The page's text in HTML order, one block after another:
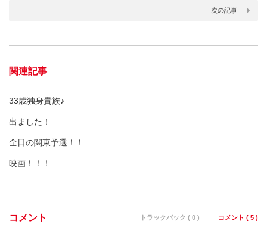
次の記事
関連記事
33歳独身貴族♪
出ました！
全日の関東予選！！
映画！！！
コメント トラックバック ( 0 ) コメント ( 5 )